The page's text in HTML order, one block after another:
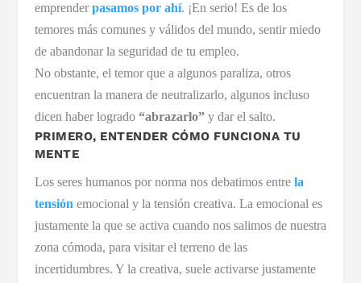
emprenderpasamos por ahí. ¡En serio! Es de los
temores más comunes y válidos del mundo, sentir miedo
de abandonar la seguridad de tu empleo.
No obstante, el temor que a algunos paraliza, otros
encuentran la manera de neutralizarlo, algunos incluso
dicen haber logrado “abrazarlo”y dar el salto.
PRIMERO, ENTENDER CÓMO FUNCIONA TU
MENTE
Los seres humanos por norma nos debatimos entre la
tensión emocional y la tensión creativa. La emocional es
justamente la que se activa cuando nos salimos de nuestra
zona cómoda, para visitar el terreno de las
incertidumbres. Y la creativa, suele activarse justamente